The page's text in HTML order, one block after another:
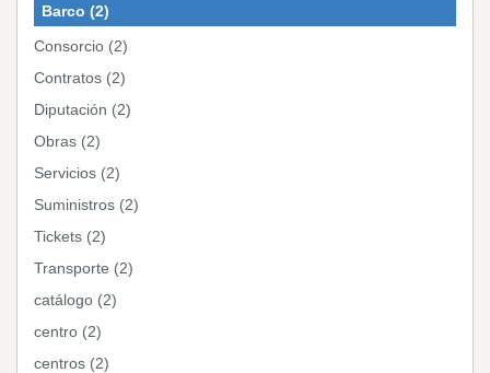
Barco (2)
Consorcio (2)
Contratos (2)
Diputación (2)
Obras (2)
Servicios (2)
Suministros (2)
Tickets (2)
Transporte (2)
catálogo (2)
centro (2)
centros (2)